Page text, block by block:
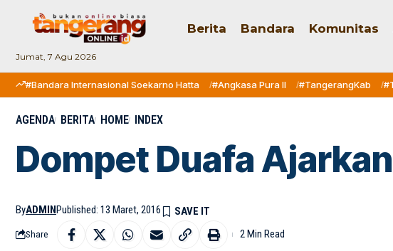
Jumat, 7 Agu 2026
Berita Bandara Komunitas
#Bandara Internasional Soekarno Hatta #Angkasa Pura II #TangerangKab
AGENDA BERITA HOME INDEX
Dompet Duafa
ByADMINPublished: 13 Maret, 2016
Share 2 Min Read